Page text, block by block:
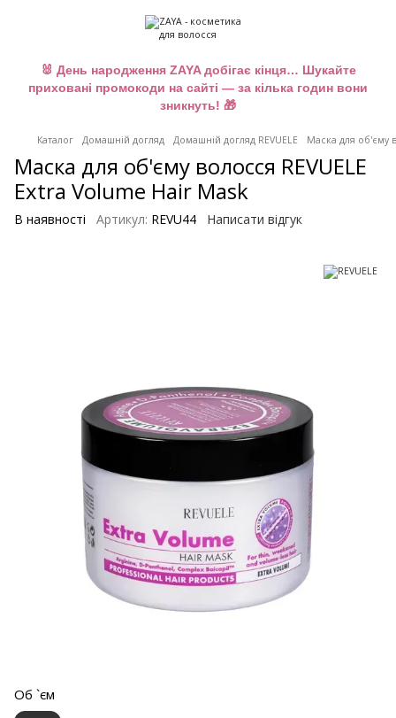
🐰 День народження ZAYA добігає кінця… Шукайте
приховані промокоди на сайті — за кілька годин вони
зникнуть! 🎁
Каталог Домашній догляд Домашній догляд REVUELE Маска для об'єму
Маска для об'єму волосся REVUELE
Extra Volume Hair Mask
В наявності Артикул: REVU44 Написати відгук
Об `єм